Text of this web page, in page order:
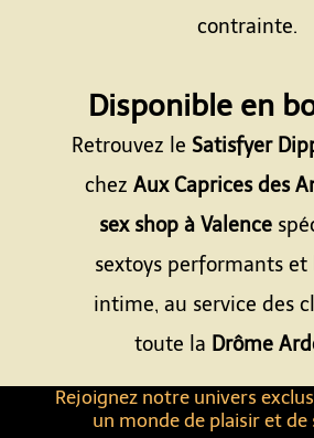
Rejoignez notre univers
un monde de plaisir et de
contrainte.
Disponible en
Retrouvez le Satisfyer
chez Aux Caprices des
sex shop à Valence
sextoys performants
intime, au service des
toute la Drôme